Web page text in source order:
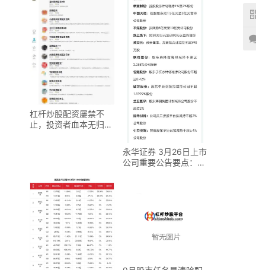
杠杆炒股配资屡禁不
止，投资者血本无归，
永华证券 3月26日上市
公司重要公告要点：招